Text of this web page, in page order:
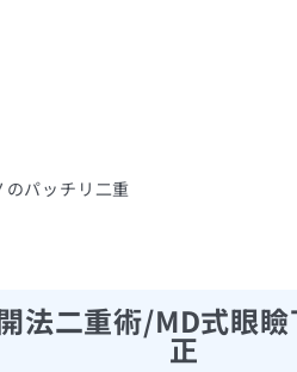
のパッチリ二重
法二重術/MD式眼
正